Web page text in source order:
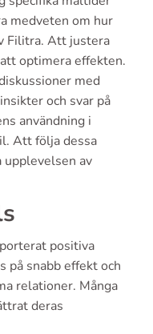
medveten om hur
Filitra. Att justera
optimera effekten.
med
och svar på
användning i
Att följa dessa
av
positiva
på snabb effekt och
relationer. Många
deras